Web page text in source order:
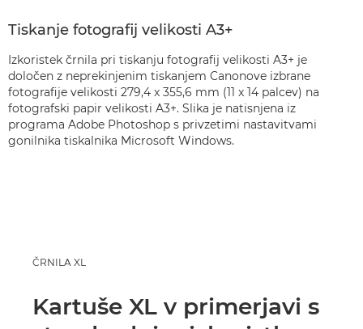
Tiskanje fotografij velikosti A3+
Izkoristek črnila pri tiskanju fotografij velikosti A3+ je
določen z neprekinjenim tiskanjem Canonove izbrane
fotografije velikosti 279,4 x 355,6 mm (11 x 14 palcev) na
fotografski papir velikosti A3+. Slika je natisnjena iz
programa Adobe Photoshop s privzetimi nastavitvami
gonilnika tiskalnika Microsoft Windows.
ČRNILA XL
Kartuše XL v primerjavi s